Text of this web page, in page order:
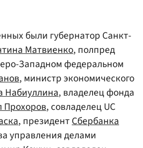
были губернатор Санкт-
Матвиенко, полпред
Западном федеральном
, министр экономического
Набиуллина, владелец фонда
Прохоров, совладелец UC
, президентСбербанка
управления делами